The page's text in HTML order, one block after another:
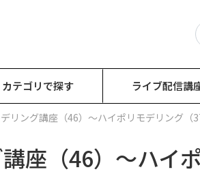
カテゴリで探す ライブ配信講
リング講座（46）～ハイポリモデリング（
座（46）～ハイ